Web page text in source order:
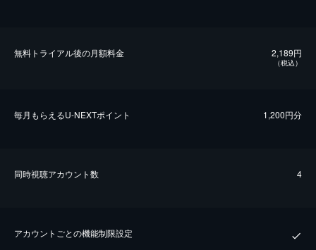
無料トライアル後の⽉額料金 2,189円
（税込）
毎⽉もらえるU-NEXTポイント 1,200円分
同時視聴アカウント数 4
アカウントごとの機能制限設定